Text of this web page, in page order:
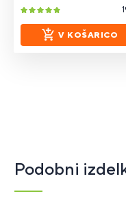
V KOŠARICO
Podobni